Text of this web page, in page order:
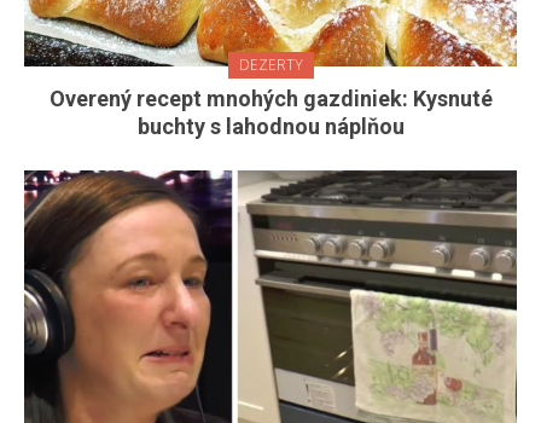
DEZERTY
Overený recept mnohých gazdiniek: Kysnuté
buchty s lahodnou náplňou